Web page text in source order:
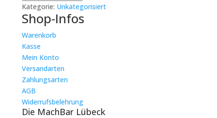
Sunprint
DIY-
Workshop
in
Lübeck:
Cyanotypie
Eltern-
Kind
Ticket
Menge
Kategorie: Unkategorisiert
Shop-Infos
Warenkorb
Kasse
Mein Konto
Versandarten
Zahlungsarten
AGB
Widerrufsbelehrung
Die MachBar Lübeck